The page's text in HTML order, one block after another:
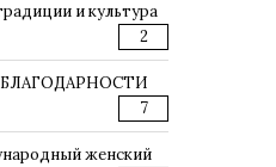
и культура
2
БЛАГОДАРНОСТИ
7
женский